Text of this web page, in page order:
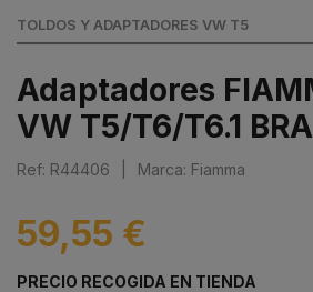
TOLDOS Y ADAPTADORES VW T5
Adaptadores
VW T5/T6/T6.1
Ref: R44406 Marca: Fiamma
59,55 €
PRECIO RECOGIDA EN TIENDA